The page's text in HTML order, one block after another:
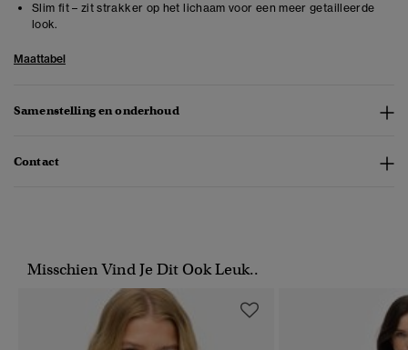
Slim fit – zit strakker op het lichaam voor een meer getailleerde
look.
Maattabel
Samenstelling en onderhoud
Contact
Misschien Vind Je Dit Ook Leuk..